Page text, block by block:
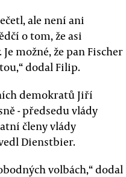
ale není ani
o tom, že asi
možné, že pan Fischer
dodal Filip.
demokratů Jiří
- předsedu vlády
členy vlády
Dienstbier.
volbách,“ dodal